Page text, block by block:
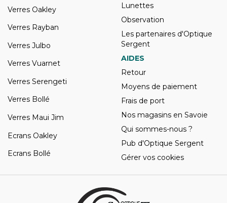
Verres Oakley
Verres Rayban
Verres Julbo
Verres Vuarnet
Verres Serengeti
Verres Bollé
Verres Maui Jim
Ecrans Oakley
Ecrans Bollé
Lunettes
Observation
Les partenaires d'Optique
Sergent
AIDES
Retour
Moyens de paiement
Frais de port
Nos magasins en Savoie
Qui sommes-nous ?
Pub d'Optique Sergent
Gérer vos cookies